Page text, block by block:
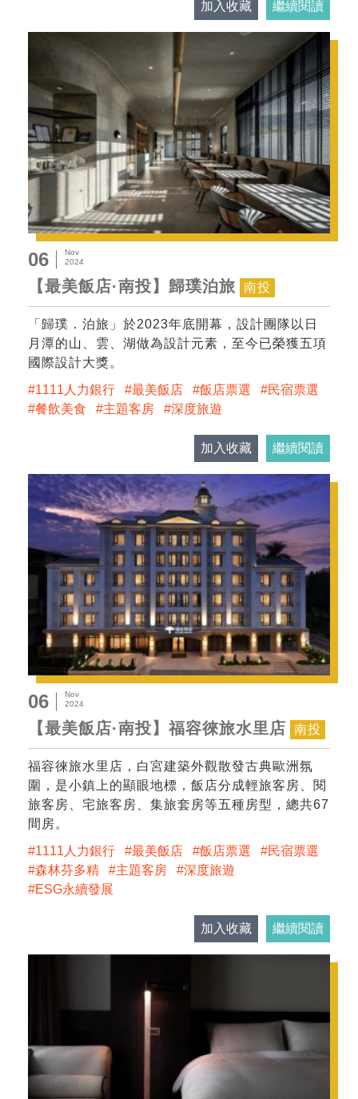
加入收藏 繼續閱讀
06
Nov
2024
【最美飯店·南投】歸璞泊旅 南投
「歸璞．泊旅」於2023年底開幕，設計團隊以日
月潭的山、雲、湖做為設計元素，至今已榮獲五項
國際設計大獎。
1111人力銀行
最美飯店 飯店票選
民宿票選
餐飲美食
主題客房 深度旅遊
加入收藏 繼續閱讀
06
Nov
2024
【最美飯店·南投】福容徠旅水里店 南投
福容徠旅水里店，白宮建築外觀散發古典歐洲氛
圍，是小鎮上的顯眼地標，飯店分成輕旅客房、閱
旅客房、宅旅客房、集旅套房等五種房型，總共67
間房。
1111人力銀行
最美飯店 飯店票選
民宿票選
森林芬多精
主題客房
深度旅遊
ESG永續發展
加入收藏 繼續閱讀